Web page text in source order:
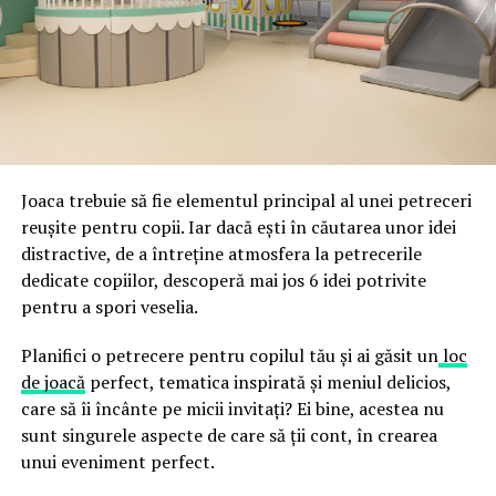
acestor decizii tehnice cu identitatea vizuală a unității,
astfel încât confortul și estetica să funcționeze
împreună, nu în tensiune una cu cealaltă, pe toată
durata de viață a amenajării, indiferent de câte sezoane
ceea ce crește riscul de email spoofing, phishing și
fraude care exploatează încrederea în brand.
Directoratul Național de Securitate Cibernetică (DNSC)
financiare. Instituția recomandă verificarea atentă a
sursei mesajelor și raportarea incidentelor la numărul
unic 1911.
Campaniile identificate în ultimele săptămâni folosesc
false de streaming, coduri QR malițioase și mesaje care
promit bilete, rambursări, premii sau acces gratuit la
meciuri. FBI a emis în luna mai un avertisment privind
site-urile care clonează platforma oficială prin
modificări minore ale denumirii domeniului, precum
Joaca trebuie să fie elementul principal al unei petreceri
reușite pentru copii. Iar dacă ești în căutarea unor idei
distractive, de a întreține atmosfera la petrecerile
dedicate copiilor, descoperă mai jos 6 idei potrivite
pentru a spori veselia.
Planifici o petrecere pentru copilul tău și ai găsit unloc
de joacăperfect, tematica inspirată și meniul delicios,
care să îi încânte pe micii invitați? Ei bine, acestea nu
sunt singurele aspecte de care să ții cont, în crearea
unui eveniment perfect.